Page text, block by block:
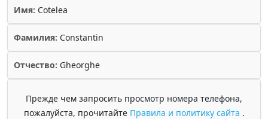
Имя: Cotelea
Фамилия: Constantin
Отчество: Gheorghe
Прежде чем запросить просмотр номера телефона,
пожалуйста, прочитайте Правила и политику сайта .